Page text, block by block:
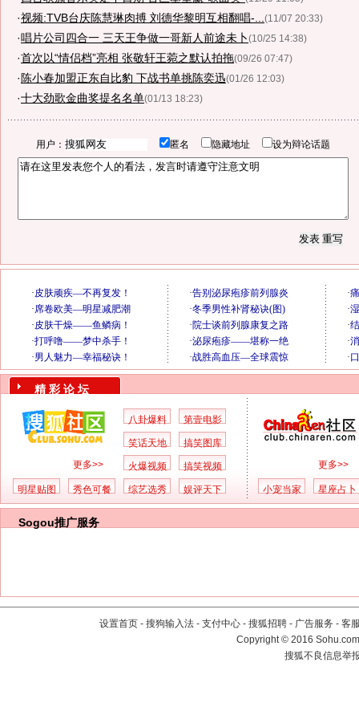
·视频:TVB台庆陈慧琳肉搏 刘德华黎明互相翻唱-... (11/07 20:33)
·唱片公司四合一 三天王争做一哥新人前途未卜(10/25 14:38)
·首次以“情侣档”亮相 张敬轩王菀之默认拍拖(09/26 07:47)
· 陈小春加盟正东自比豹 下战书单挑陈奕迅(01/26 12:03)
·十大劲歌金曲奖提名名单(01/13 18:23)
用户： 匿名 隐藏地址 设为辩论话题
精 彩 论 坛
更多>>
八卦爆料 第壹电影
笑话天地 搞笑图库
火爆视频 搞笑视频
明星贴图 秀色可餐 综艺选秀 娱评天下
更多>>
小宠当家 星座占卜
Sogou推广服务
设置首页 - 搜狗输入法 - 支付中心 - 搜狐招聘 - 广告服务 - 客
Copyright©2016
搜狐不良信息举